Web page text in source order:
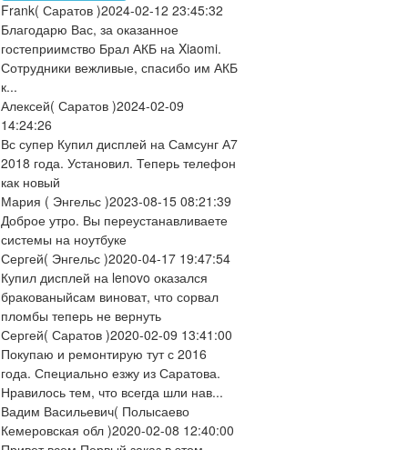
Frank( Саратов )2024-02-12 23:45:32
Благодарю Вас, за оказанное
гостеприимство Брал АКБ на Xiaomi.
Сотрудники вежливые, спасибо им АКБ
к...
Алексей( Саратов )2024-02-09
14:24:26
Вс супер Купил дисплей на Самсунг А7
2018 года. Установил. Теперь телефон
как новый
Мария ( Энгельс )2023-08-15 08:21:39
Доброе утро. Вы переустанавливаете
системы на ноутбуке
Сергей( Энгельс )2020-04-17 19:47:54
Купил дисплей на lenovo оказался
бракованыйсам виноват, что сорвал
пломбы теперь не вернуть
Сергей( Саратов )2020-02-09 13:41:00
Покупаю и ремонтирую тут с 2016
года. Специально езжу из Саратова.
Нравилось тем, что всегда шли нав...
Вадим Васильевич( Полысаево
Кемеровская обл )2020-02-08 12:40:00